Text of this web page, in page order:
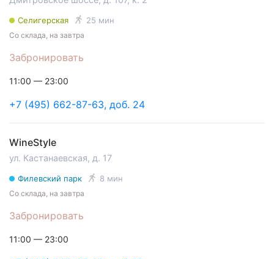
Селигерская 25 мин
Забронировать
Со склада, на завтра
+7 (495) 662-87-63, доб. 24
11:00 — 23:00
WineStyle
ул. Кастанаевская, д. 17
Филевский парк 8 мин
Забронировать
Со склада, на завтра
11:00 — 23:00